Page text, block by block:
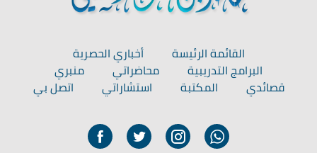
القائمة الرئيسة
أخباري الحصرية
البرامج التدريبية
محاضراتي
منبري
قصائدي
المكتبة استشاراتي اتصل بي